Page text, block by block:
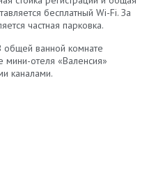
бесплатный Wi-Fi. За
частная парковка.
ванной комнате
отеля «Валенсия»
каналами.